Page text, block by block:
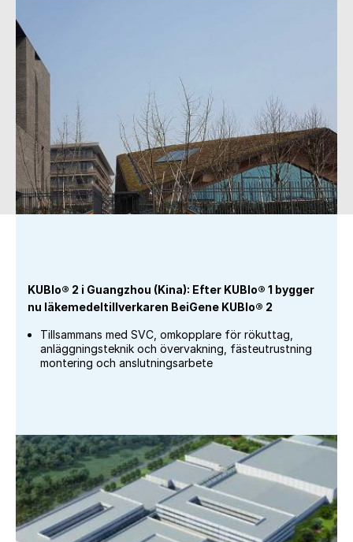
KUBIo® 2 i Guangzhou (Kina): Efter KUBIo® 1 bygger
nu läkemedeltillverkaren BeiGene KUBIo® 2
Tillsammans med SVC, omkopplare för rökuttag,
anläggningsteknik och övervakning, fästeutrustning
montering och anslutningsarbete